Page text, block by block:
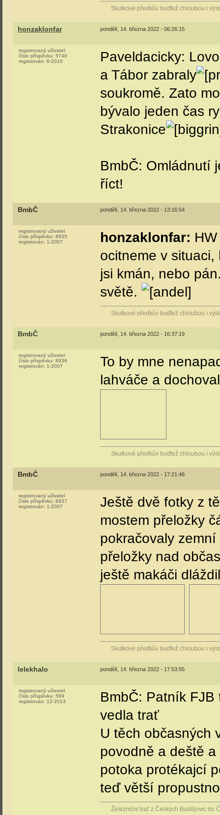
Skutkové předkův buďtež chloubou i
honzaklonfar pondělí, 14. března 2022 - 06:26:15
registrovaný uživatel
číslo příspěvku: 5740
registrován: 6-2016
Paveldacicky:
a Tábor zabraly
soukromě. Zato
bývalo jeden čas
Strakonice
BmbČ: Omládnutí
říct!
BmbČ pondělí, 14. března 2022 - 13:16:54
registrovaný uživatel
číslo příspěvku: 8935
registrován: 1-2007 honzaklonfar:
ocitneme v
jsi kmán, nebo
světě.
Skutkové předkův buďtež chloubou i
BmbČ pondělí, 14. března 2022 - 16:37:19
registrovaný uživatel
číslo příspěvku: 8936
registrován: 1-2007
To by mne
lahváče a
Skutkové předkův buďtež chloubou i
BmbČ pondělí, 14. března 2022 - 17:21:46
registrovaný uživatel
číslo příspěvku: 8937
registrován: 1-2007
Ještě dvě fotky z
mostem přeložky
pokračovaly
přeložky nad
ještě makáči
Skutkové předkův buďtež chloubou i
lelekhalo pondělí, 14. března 2022 - 17:53:55
registrovaný uživatel
číslo příspěvku: 569
registrován: 12-2013
BmbČ: Patník
vedla trať
U těch občasných
povodně a deště
potoka protékajcí
teď větší
Železniční trať z Českých Budějovic do